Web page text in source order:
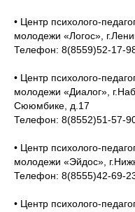
• Центр психолого-
молодежи «Логос»,
Телефон: 8(8559)52-17-
• Центр психолого-
молодежи «Диалог»,
Сююмбике, д.17
Телефон: 8(8552)51-57-
• Центр психолого-
молодежи «Эйдос»,
Телефон: 8(8555)42-69-
• Центр психолого-